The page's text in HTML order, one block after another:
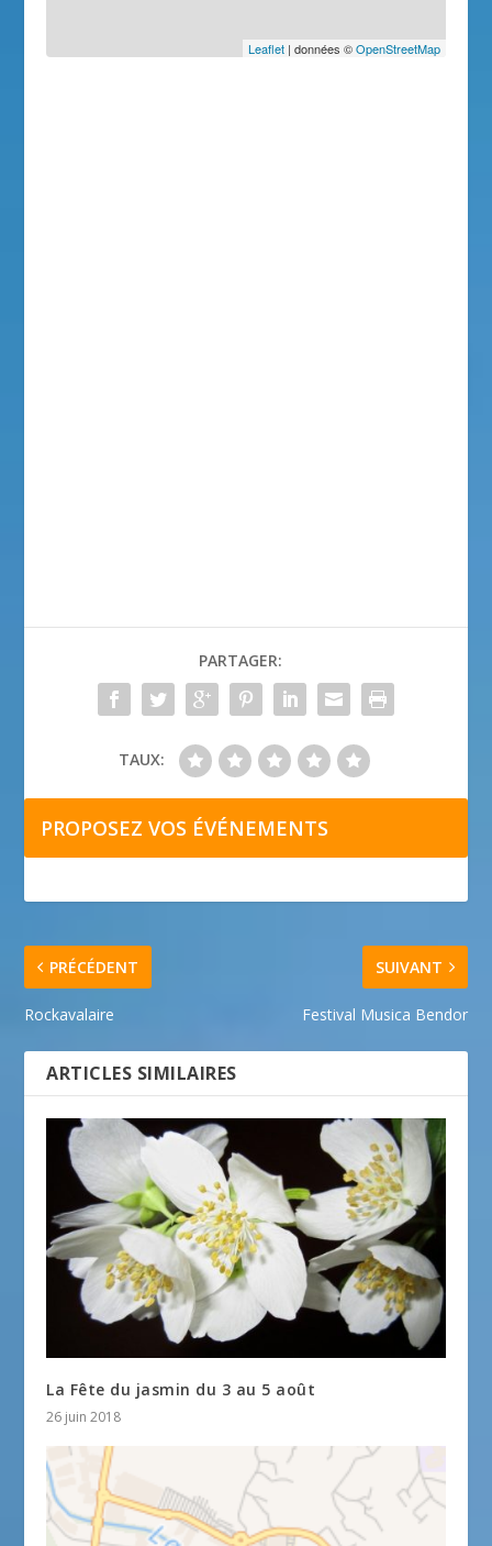
Leaflet| données ©OpenStreetMap
PARTAGER:
TAUX:
PROPOSEZ VOS ÉVÉNEMENTS
PRÉCÉDENT
Rockavalaire
SUIVANT
Festival Musica Bendor
ARTICLES SIMILAIRES
La Fête du jasmin du 3 au 5 août
26 juin 2018